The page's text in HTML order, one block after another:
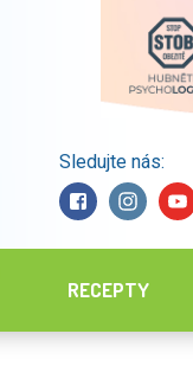
Sledujte nás:
RECEPTY